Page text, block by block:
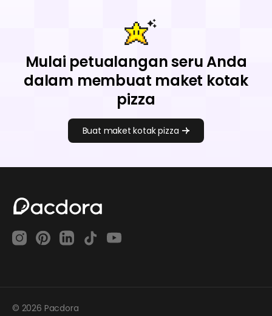
Mulai petualangan seru Anda
dalam membuat maket kotak
pizza
Buat maket kotak pizza
© 2026 Pacdora